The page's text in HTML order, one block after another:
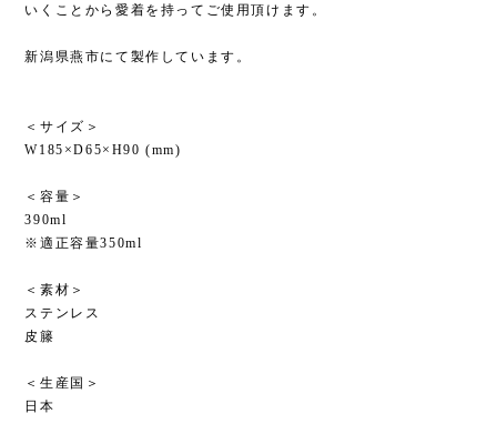
いくことから愛着を持ってご使用頂けます。
新潟県燕市にて製作しています。
＜サイズ＞
W185×D65×H90 (mm)
＜容量＞
390ml
※適正容量350ml
＜素材＞
ステンレス
皮籐
＜生産国＞
日本